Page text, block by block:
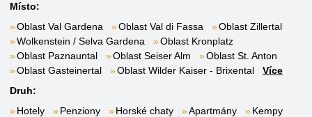
Místo:
Oblast Val Gardena
Oblast Val di Fassa
Oblast Zillertal
Wolkenstein / Selva Gardena
Oblast Kronplatz
Oblast Paznauntal
Oblast Seiser Alm
Oblast St. Anton
Oblast Gasteinertal
Oblast Wilder Kaiser - Brixental
Více
Druh:
Hotely
Penziony Horské chaty Apartmány
Kempy